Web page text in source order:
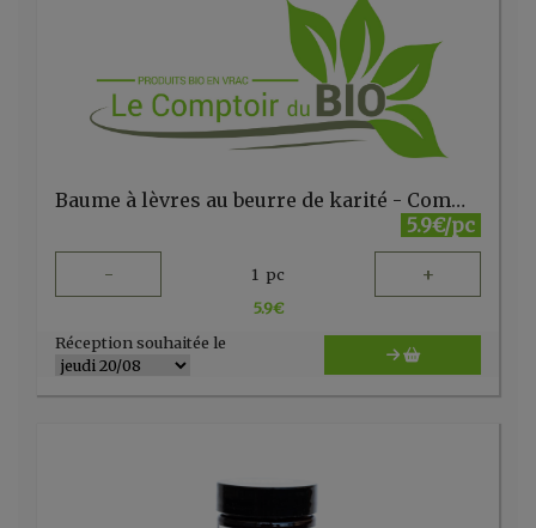
Baume à lèvres au beurre de karité - Comme Avant
5.9€/pc
- 1 pc +
5.9€
Réception souhaitée le